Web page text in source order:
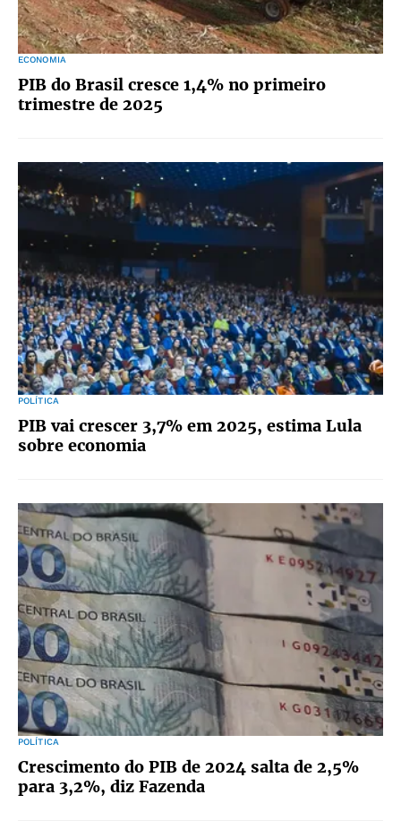
ECONOMIA
PIB do Brasil cresce 1,4% no primeiro
trimestre de 2025
POLÍTICA
PIB vai crescer 3,7% em 2025, estima Lula
sobre economia
POLÍTICA
Crescimento do PIB de 2024 salta de 2,5%
para 3,2%, diz Fazenda